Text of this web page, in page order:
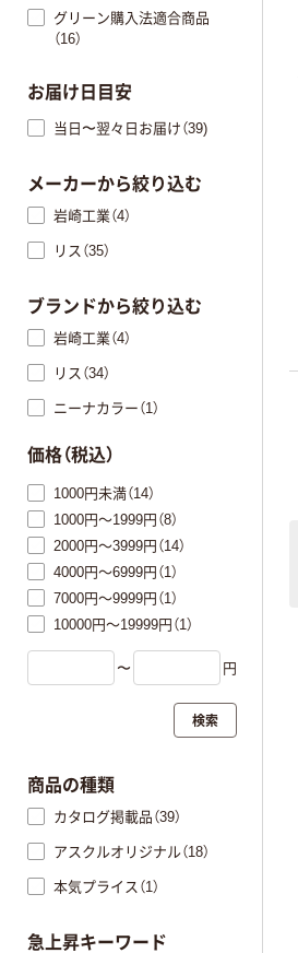
グリーン購入法適合商品
（16）
お届け日目安
当日〜翌々日お届け（39)
メーカーから絞り込む
岩崎工業（4）
リス（35）
ブランドから絞り込む
岩崎工業（4）
リス（34）
ニーナカラー（1）
価格（税込）
1000円未満（14）
1000円～1999円（8）
2000円～3999円（14）
4000円～6999円（1）
7000円～9999円（1）
10000円～19999円（1）
〜 円
検索
商品の種類
カタログ掲載品（39）
アスクルオリジナル（18）
本気プライス（1）
急上昇キーワード